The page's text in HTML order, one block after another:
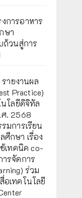
การอาหาร
ษา
ถ้วนสู่การ
รายงานผล
Practice)
นโลยีดิจิทัล
. 2568
มการเรียน
กษา เรื่อง
เทคนิค co-
ารจัดการ
ร่วม
เทคโนโลยี